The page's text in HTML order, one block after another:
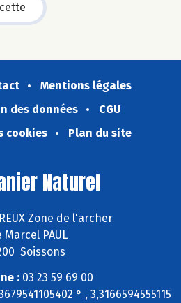
Mentions légales
des données
CGU
cookies
Plan du site
Naturel
Zone de l'archer
Marcel PAUL
Soissons
:03 23 59 69 00
° , 3,3166594555115